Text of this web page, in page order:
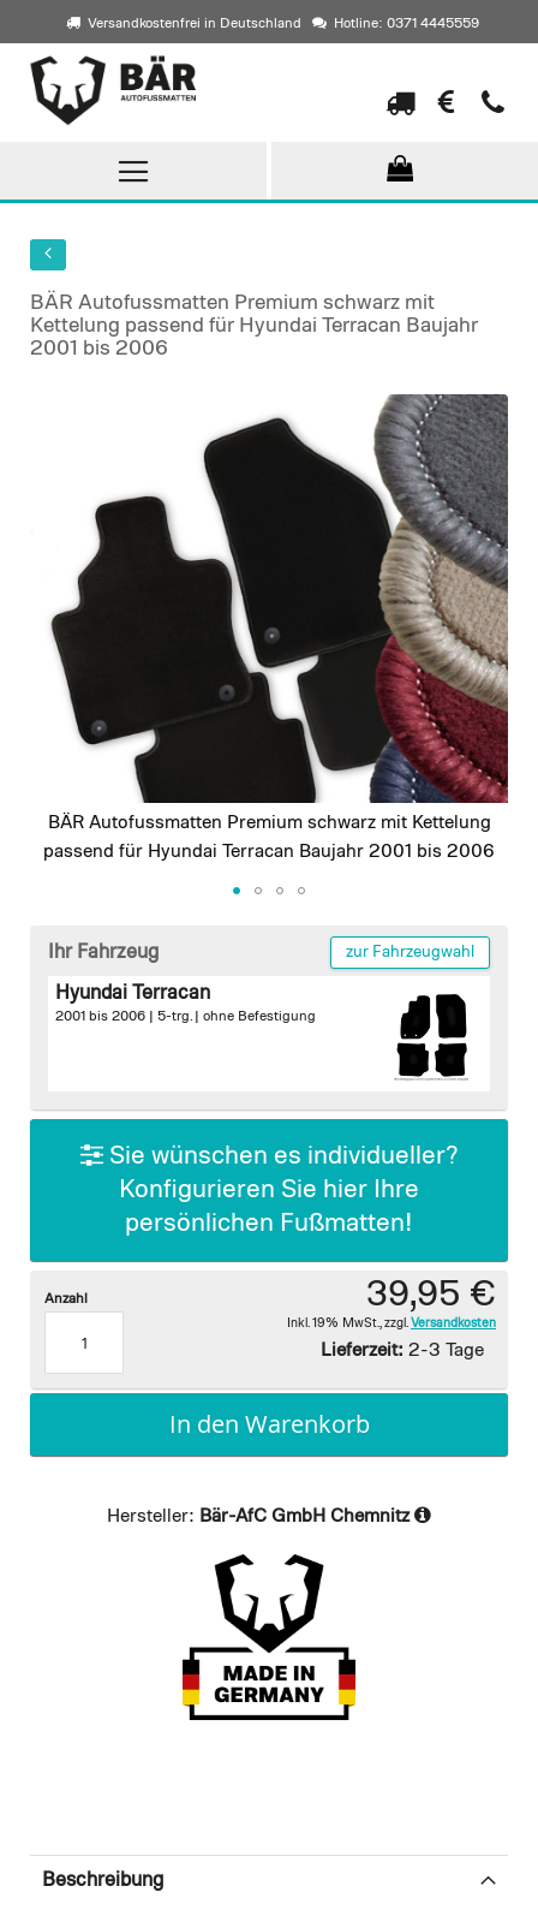
Versandkostenfrei in Deutschland Hotline: 0371 4445559
Direkt
zum
Inhalt
BÄR Autofussmatten Premium schwarz mit
Kettelung passend für Hyundai Terracan Baujahr
2001 bis 2006
images
gallery
BÄR Autofussmatten Premium schwarz mit Kettelung
passend für Hyundai Terracan Baujahr 2001 bis 2006
beginning
gallery
Ihr Fahrzeug zur Fahrzeugwahl
Hyundai Terracan
2001 bis 2006 | 5-trg. | ohne Befestigung
Sie wünschen es individueller?
Konfigurieren Sie hier Ihre
persönlichen Fußmatten!
39,95 €
Inkl. 19% MwSt. zzgl. Versandkosten
Lieferzeit: 2-3 Tage
Anzahl
In den Warenkorb
Hersteller: Bär-AfC GmbH Chemnitz
Beschreibung